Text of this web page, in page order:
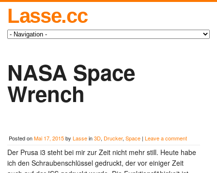
Lasse.cc
NASA Space
Wrench
Posted onMai 17, 2015by Lassein3D, Drucker, Space | Leave a comment
Der Prusa i3 steht bei mir zur Zeit nicht mehr still. Heute habe
ich den Schraubenschlüssel gedruckt, der vor einiger Zeit